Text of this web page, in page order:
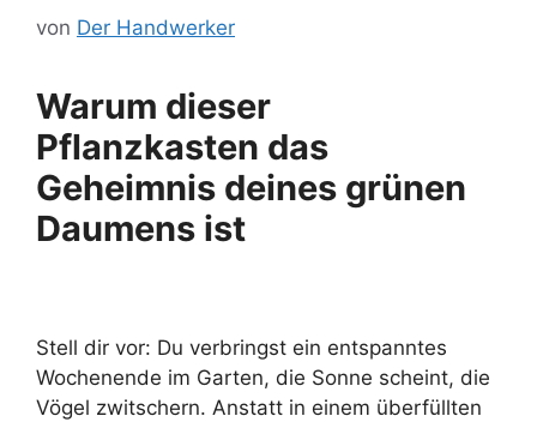
von Der Handwerker
Warum dieser
Pflanzkasten das
Geheimnis deines grünen
Daumens ist
Stell dir vor: Du verbringst ein entspanntes
Wochenende im Garten, die Sonne scheint, die
Vögel zwitschern. Anstatt in einem überfüllten